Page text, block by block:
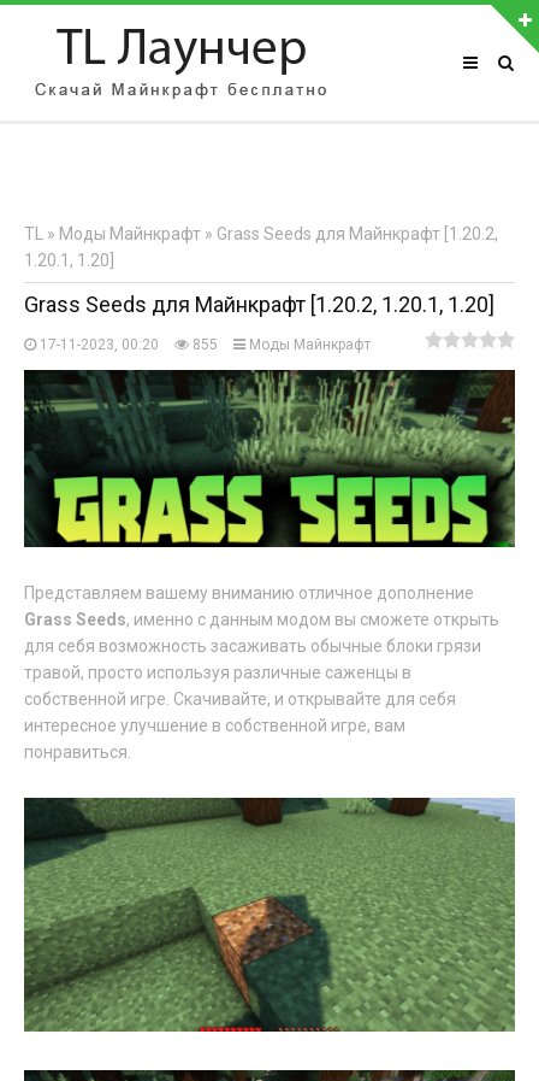
АВТОРИЗАЦИЯ НА САЙТЕ
Регистрация
TL » Моды Майнкрафт » Grass Seeds для Майнкрафт [1.20.2,
1.20.1, 1.20]
Grass Seeds для Майнкрафт [1.20.2, 1.20.1, 1.20]
17-11-2023, 00:20 855 Моды Майнкрафт
Представляем вашему вниманию отличное дополнение
Grass Seeds, именно с данным модом вы сможете открыть
для себя возможность засаживать обычные блоки грязи
травой, просто используя различные саженцы в
собственной игре. Скачивайте, и открывайте для себя
интересное улучшение в собственной игре, вам
понравиться.